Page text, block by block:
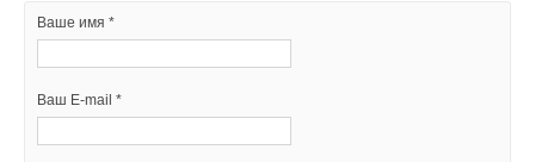
Ваше имя *
Ваш E-mail *